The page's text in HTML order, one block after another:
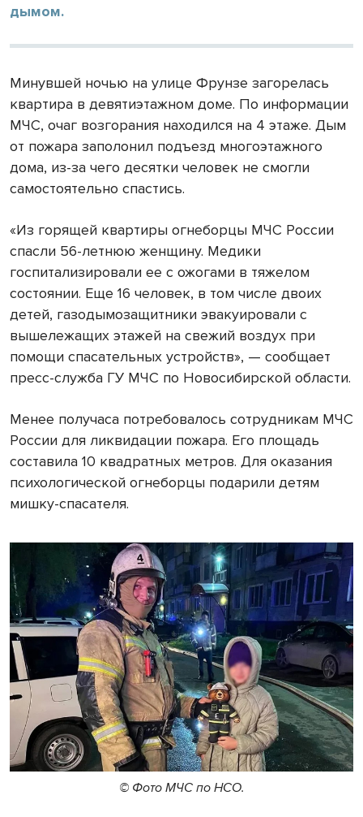
дымом.
Минувшей ночью на улице Фрунзе загорелась
квартира в девятиэтажном доме. По информации
МЧС, очаг возгорания находился на 4 этаже. Дым
от пожара заполонил подъезд многоэтажного
дома, из-за чего десятки человек не смогли
самостоятельно спастись.
«Из горящей квартиры огнеборцы МЧС России
спасли 56-летнюю женщину. Медики
госпитализировали ее с ожогами в тяжелом
состоянии. Еще 16 человек, в том числе двоих
детей, газодымозащитники эвакуировали с
вышележащих этажей на свежий воздух при
помощи спасательных устройств», — сообщает
пресс-служба ГУ МЧС по Новосибирской области.
Менее получаса потребовалось сотрудникам МЧС
России для ликвидации пожара. Его площадь
составила 10 квадратных метров. Для оказания
психологической огнеборцы подарили детям
мишку-спасателя.
© Фото МЧС по НСО.